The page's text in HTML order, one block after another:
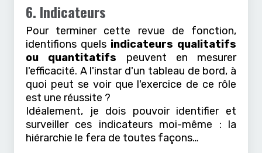
6. Indicateurs
Pour terminer cette revue de fonction,
identifions quels indicateurs qualitatifs
ou quantitatifs peuvent en mesurer
l'efficacité. A l'instar d'un tableau de bord, à
quoi peut se voir que l'exercice de ce rôle
est une réussite ?
Idéalement, je dois pouvoir identifier et
surveiller ces indicateurs moi-même : la
hiérarchie le fera de toutes façons…